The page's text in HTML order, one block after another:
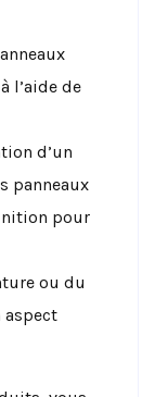
l’aide de
d’un
panneaux
pour
ou du
aspect